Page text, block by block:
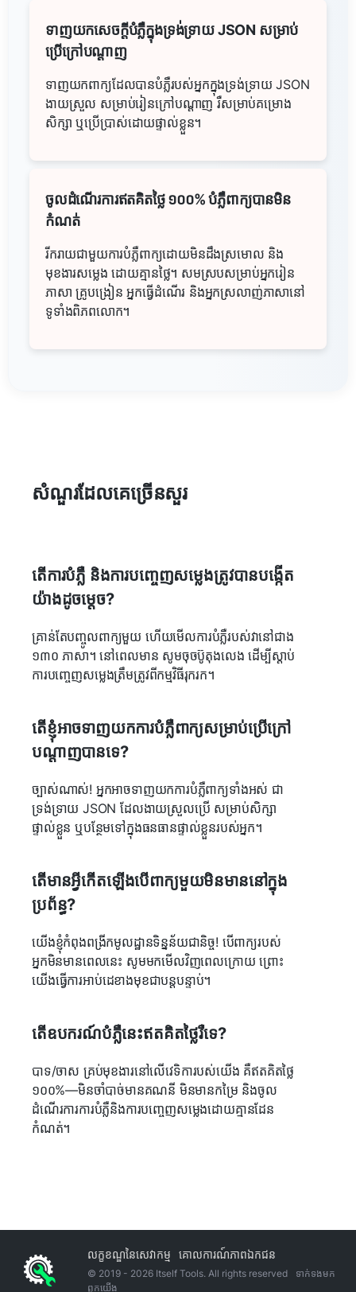
ទាញយកសេចក្ដីបំភ្លឺក្នុងទ្រង់ទ្រាយ JSON សម្រាប់
ប្រើក្រៅបណ្ដាញ
ទាញយកពាក្យដែលបានបំភ្លឺរបស់អ្នកក្នុងទ្រង់ទ្រាយ JSON
ងាយស្រួល សម្រាប់រៀនក្រៅបណ្ដាញ រឺសម្រាប់គម្រោង
សិក្សា ឬប្រើប្រាស់ដោយផ្ទាល់ខ្លួន។
ចូលដំណើរការឥតគិតថ្លៃ ១០០% បំភ្លឺពាក្យបានមិន
កំណត់
រីករាយជាមួយការបំភ្លឺពាក្យដោយមិនដឹងស្រមោល និង
មុខងារសម្លេង ដោយគ្មានថ្លៃ។ សមស្របសម្រាប់អ្នករៀន
ភាសា គ្រូបង្រៀន អ្នកធ្វើដំណើរ និងអ្នកស្រលាញ់ភាសានៅ
ទូទាំងពិភពលោក។
សំណួរ​ដែលគេ​ច្រើន​សួរ
តើការបំភ្លឺ និងការបញ្ចេញសម្លេងត្រូវបានបង្កើត
យ៉ាងដូចម្តេច?
គ្រាន់តែបញ្ចូលពាក្យមួយ ហើយមើលការបំភ្លឺរបស់វានៅជាង
១៣០ ភាសា។ នៅពេលមាន សូមចុចប៊ូតុងលេង ដើម្បីស្ដាប់
ការបញ្ចេញសម្លេងត្រឹមត្រូវពីកម្មវិធីរុករក។
តើខ្ញុំអាចទាញយកការបំភ្លឺពាក្យសម្រាប់ប្រើក្រៅ
បណ្ដាញបានទេ?
ច្បាស់ណាស់! អ្នកអាចទាញយកការបំភ្លឺពាក្យទាំងអស់ ជា
ទ្រង់ទ្រាយ JSON ដែលងាយស្រួលប្រើ សម្រាប់សិក្សា
ផ្ទាល់ខ្លួន ឬបន្ថែមទៅក្នុងធនធានផ្ទាល់ខ្លួនរបស់អ្នក។
តើមានអ្វីកើតឡើងបើពាក្យមួយមិនមាននៅក្នុង
ប្រព័ន្ធ?
យើងខ្ញុំកំពុងពង្រីកមូលដ្ឋានទិន្នន័យជានិច្ច! បើពាក្យរបស់
អ្នកមិនមានពេលនេះ សូមមកមើលវិញពេលក្រោយ ព្រោះ
យើងធ្វើការអាប់ដេខាងមុខជាបន្តបន្ទាប់។
តើឧបករណ៍បំភ្លឺនេះឥតគិតថ្លៃរឺទេ?
បាទ/ចាស គ្រប់មុខងារនៅលើវេទិការបស់យើង គឺឥតគិតថ្លៃ
១០០%—មិនចាំបាច់មានគណនី មិនមានកម្រៃ និងចូល
ដំណើរការការបំភ្លឺនិងការបញ្ចេញសម្លេងដោយគ្មានដែន
កំណត់។
លក្ខខណ្ឌ​នៃ​សេវាកម្ម គោលការណ៍​ភាព​ឯកជន
© 2019 - 2026 Itself Tools. All rights reserved
ទាក់ទង​មក​
ពួក​យើង